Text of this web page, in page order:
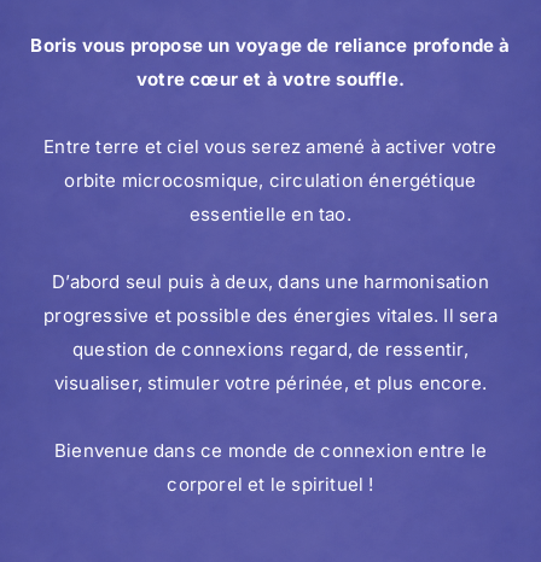
Boris vous propose un voyage de reliance profonde à
votre cœur et à votre souffle.
Entre terre et ciel vous serez amené à activer votre
orbite microcosmique, circulation énergétique
essentielle en tao.
D’abord seul puis à deux, dans une harmonisation
progressive et possible des énergies vitales. Il sera
question de connexions regard, de ressentir,
visualiser, stimuler votre périnée, et plus encore.
Bienvenue dans ce monde de connexion entre le
corporel et le spirituel !